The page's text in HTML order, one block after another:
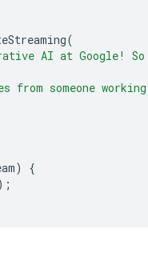
(
AI at Google!
from someone
)
{